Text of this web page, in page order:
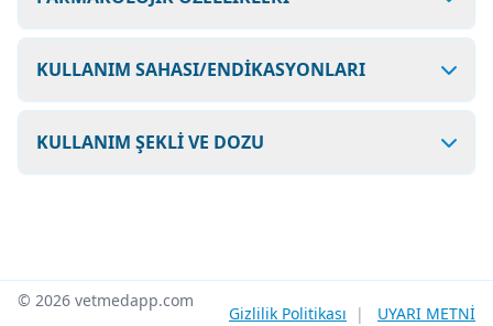
KULLANIM SAHASI/ENDİKASYONLARI
KULLANIM ŞEKLİ VE DOZU
© 2026 vetmedapp.com
Gizlilik Politikası | UYARI METNİ